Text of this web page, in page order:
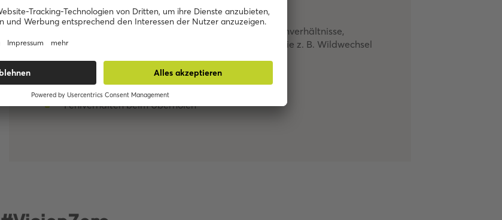
zu geringer Abstand zu anderen Fahrzeugen
mangelnde Aufmerksamkeit für schwierige Straßenverhältnisse,
Witterungseinflüsse oder Tiere auf der Fahrbahn wie z. B. Wildwechsel
Fehler beim Abbiegen oder Wenden
Nichtbeachten der Vorfahrt
Fehlverhalten beim Überholen